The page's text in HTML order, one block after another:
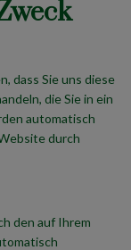
dass Sie uns diese
die Sie in ein
automatisch
durch
den auf Ihrem